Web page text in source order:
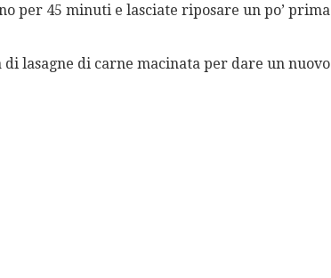
per 45 minuti e lasciate riposare un po’ prima
lasagne di carne macinata per dare un nuovo